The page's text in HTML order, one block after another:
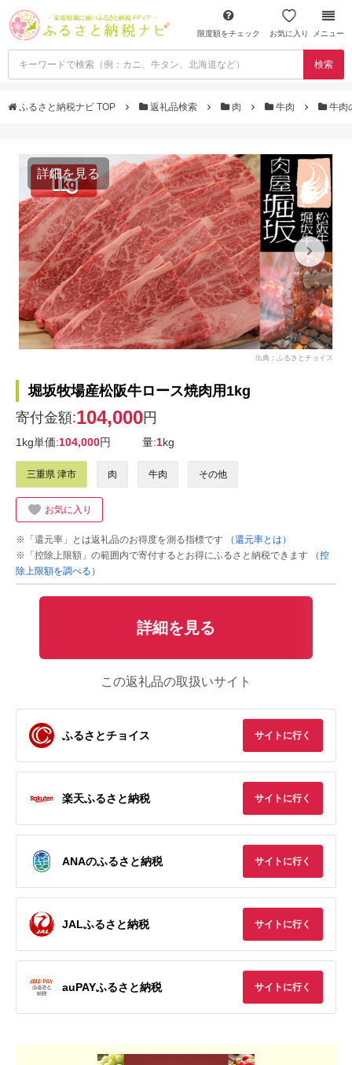
限度額をチェック お気に入り メニュー
検索
ふるさと納税ナビ TOP 返礼品検索 肉 牛肉 牛肉
詳細を見る
出典：ふるさとチョイス
堀坂牧場産松阪牛ロース焼肉用1kg
寄付金額:104,000円
1kg単価:104,000円 量:1kg
三重県 津市 肉 牛肉 その他
お気に入り
※「還元率」とは返礼品のお得度を測る指標です
（還元率とは）
※「控除上限額」の範囲内で寄付するとお得にふるさと納税できます
（控
除上限額を調べる）
詳細を見る
この返礼品の取扱いサイト
ふるさとチョイス サイトに行く
楽天ふるさと納税 サイトに行く
ANAのふるさと納税 サイトに行く
JALふるさと納税 サイトに行く
auPAYふるさと納税 サイトに行く